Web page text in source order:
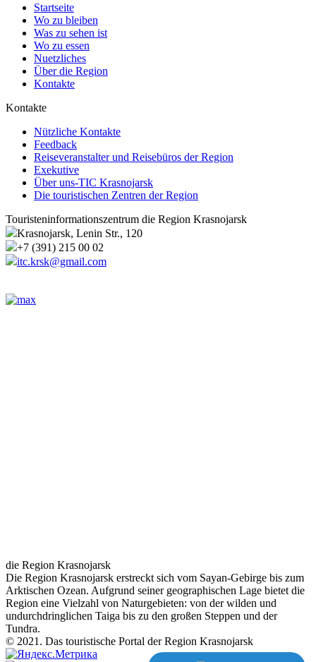
Startseite
Wo zu bleiben
Was zu sehen ist
Wo zu essen
Nuetzliches
Über die Region
Kontakte
Kontakte
Nützliche Kontakte
Feedback
Reiseveranstalter und Reisebüros der Region
Exekutive
Über uns-TIC Krasnojarsk
Die touristischen Zentren der Region
Touristeninformationszentrum die Region Krasnojarsk
Krasnojarsk, Lenin Str., 120
+7 (391) 215 00 02
itc.krsk@gmail.com
die Region Krasnojarsk
Die Region Krasnojarsk erstreckt sich vom Sayan-Gebirge bis zum
Arktischen Ozean. Aufgrund seiner geographischen Lage bietet die
Region eine Vielzahl von Naturgebieten: von der wilden und
undurchdringlichen Taiga bis zu den großen Steppen und der
Tundra.
© 2021. Das touristische Portal der Region Krasnojarsk